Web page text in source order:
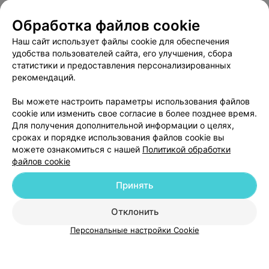
Стрижка кончиков (свыше 50 см)
Цена по запросу
Стрижка челки с мытьем
Цена по запросу
Стрижка челки без мытья
Цена по запросу
Женская прическа
Пользовательское соглашение
Способы оплаты
Вакансии
Партнеры
Написать руководителю 103.by
Обработка персональных данных
© 2026 ООО «Артокс Лаб», УНП 191700409
| 220012, Республика Беларусь,
Служба поддержки +375 291212755
ВЫ ВЛАДЕЛЕЦ?
Обработка файлов cookie
Наш сайт использует файлы cookie для обеспечения
удобства пользователей сайта, его улучшения, сбора
статистики и предоставления персонализированных
рекомендаций.
Вы можете настроить параметры использования файлов
cookie или изменить свое согласие в более позднее время.
Для получения дополнительной информации о целях,
сроках и порядке использования файлов cookie вы
можете ознакомиться с нашей Политикой обработки
файлов cookie
Отклонить
Принять
Персональные настройки Cookie